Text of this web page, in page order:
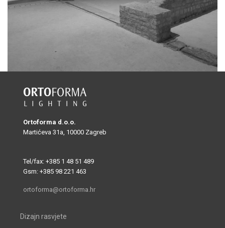
Ortoforma d.o.o.
Martićeva 31a, 10000 Zagreb
Tel/fax: +385 1 48 51 489
Gsm: +385 98 221 463
ortoforma@ortoforma.hr
Dizajn rasvjete